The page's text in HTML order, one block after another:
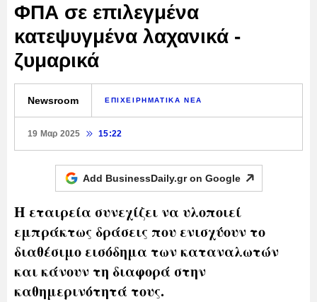
ΦΠΑ σε επιλεγμένα
κατεψυγμένα λαχανικά -
ζυμαρικά
Newsroom ΕΠΙΧΕΙΡΗΜΑΤΙΚΑ ΝΕΑ
19 Μαρ 2025 15:22
Add BusinessDaily.gr on Google
Η εταιρεία συνεχίζει να υλοποιεί
εμπράκτως δράσεις που ενισχύουν το
διαθέσιμο εισόδημα των καταναλωτών
και κάνουν τη διαφορά στην
καθημερινότητά τους.